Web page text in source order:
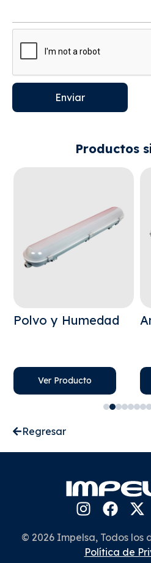
Enviar
Productos
Polvo y Humedad
Ver Producto
Regresar
© 2026 Impelsa, Todos los
Política de